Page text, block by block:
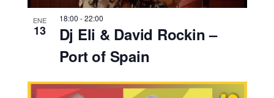
ENE
13
18:00 -22:00
Dj Eli & David Rockin –
Port of Spain